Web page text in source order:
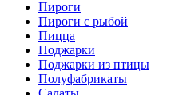
Пироги
Пироги с рыбой
Пицца
Поджарки
Поджарки из птицы
Полуфабрикаты